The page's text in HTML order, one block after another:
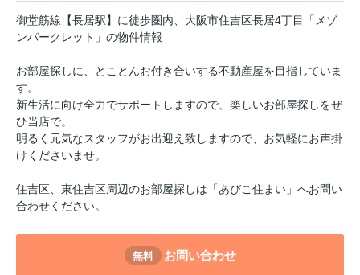
御堂筋線【長居駅】に徒歩圏内、大阪市住吉区長居4丁目「メゾ
ンパークレット」の物件情報
お部屋探しに、とことんお付き合いする不動産屋を目指していま
す。
新生活に向け全力でサポートしますので、楽しいお部屋探しをぜ
ひ当店で。
明るく元気なスタッフがお出迎え致しますので、お気軽にお声掛
けくださいませ。
住吉区、東住吉区周辺のお部屋探しは「あびこ住まい」へお問い
合わせください。
無料 お問い合わせ